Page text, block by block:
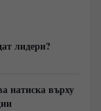
лидери?
натиска върху